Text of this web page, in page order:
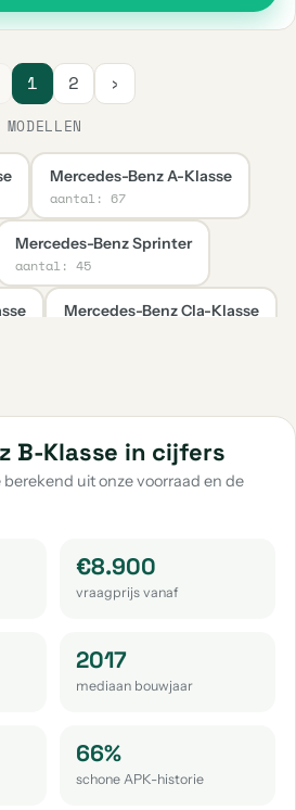
1 2 ›
Mercedes-Benz A-Klasse
aantal: 67
Mercedes-Benz Sprinter
aantal: 45
Mercedes-Benz Cla-Klasse
Mercedes-Benz S-Klasse
aantal: 14
Mercedes-Benz G-Klasse
aantal: 11
Mercedes-Benz 200
B-Klasse in cijfers
uit onze voorraad en de
€8.900
vraagprijs vanaf
2017
mediaan bouwjaar
66%
schone APK-historie